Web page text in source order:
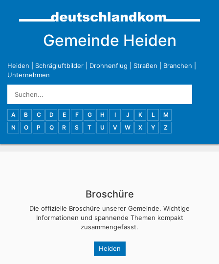
Gemeinde Heiden
Heiden Schrägluftbilder Drohnenflug Straßen Branchen
Unternehmen
A B C D E F G H I J K L
M
N
O P Q R S T U V W X Y Z
Broschüre
Die offizielle Broschüre unserer Gemeinde. Wichtige
Informationen und spannende Themen kompakt
zusammengefasst.
Heiden